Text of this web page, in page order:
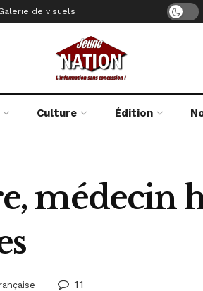
de visuels
Culture Édition
médecin
11